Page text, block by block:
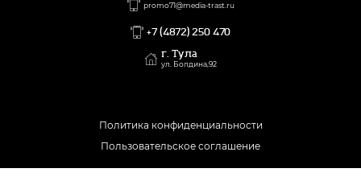
promo71@media-trast.ru
+7 (4872) 250 470
г. Тула
ул. Болдина,92
Политика конфиденциальности
Пользовательское соглашение